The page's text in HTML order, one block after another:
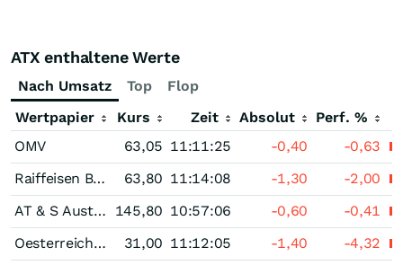
ATX enthaltene Werte
Nach Umsatz Top
Flop
Wertpapier
Kurs Zeit Absolut
Perf. %
OMV
63,05 11:11:25 -0,40
-0,63
Raiffeisen Bank International
63,80 11:14:08 -1,30
-2,00
AT & S Austria Technologie & Systemtechnik
145,80 10:57:06 -0,60
-0,41
Oesterreichische Post
31,00 11:12:05 -1,40
-4,32